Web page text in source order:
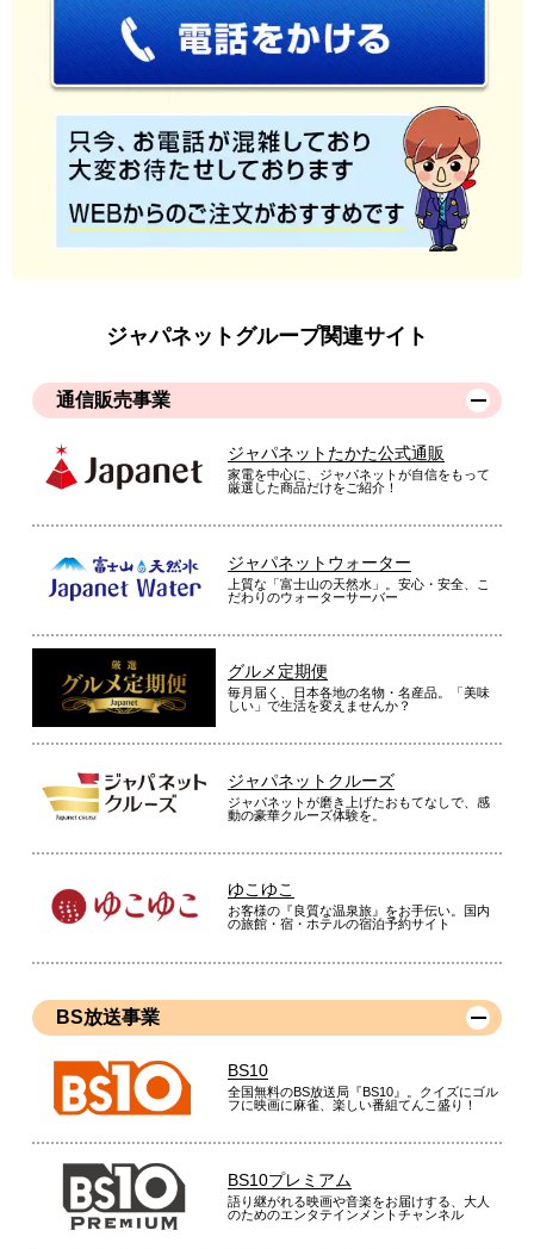
ジャパネットグループ関連サイト
通信販売事業
ジャパネットたかた公式通販
家電を中心に、ジャパネットが自信をもって
厳選した商品だけをご紹介！
ジャパネットウォーター
上質な「富士山の天然水」。安心・安全、こ
だわりのウォーターサーバー
グルメ定期便
毎月届く、日本各地の名物・名産品。「美味
しい」で生活を変えませんか？
ジャパネットクルーズ
ジャパネットが磨き上げたおもてなしで、感
動の豪華クルーズ体験を。
ゆこゆこ
お客様の『良質な温泉旅』をお手伝い。国内
の旅館・宿・ホテルの宿泊予約サイト
BS放送事業
BS10
全国無料のBS放送局『BS10』。クイズにゴル
フに映画に麻雀、楽しい番組てんこ盛り！
BS10プレミアム
語り継がれる映画や音楽をお届けする、大人
のためのエンタテインメントチャンネル